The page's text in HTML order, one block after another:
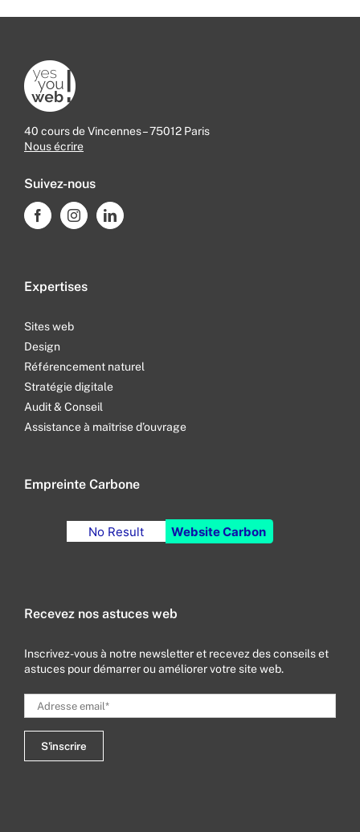
40 cours de Vincennes – 75012 Paris
Nous écrire
Suivez-nous
Expertises
Sites web
Design
Référencement naturel
Stratégie digitale
Audit & Conseil
Assistance à maîtrise d’ouvrage
Empreinte Carbone
No Result Website Carbon
Recevez nos astuces web
Inscrivez-vous à notre newsletter et recevez des conseils et
astuces pour démarrer ou améliorer votre site web.